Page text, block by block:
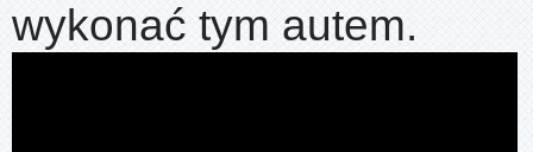
wykonać tym autem.